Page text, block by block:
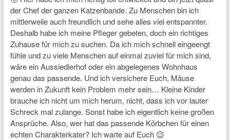
der Chef der ganzen Katzenbande. Zu Menschen bin ich
mittlerweile auch freundlich und sehe alles viel entspannter.
Deshalb habe ich meine Pfleger gebeten, doch ein richtiges
Zuhause für mich zu suchen. Da ich mich schnell eingeengt
fühle und zu viele Menschen auf einmal zuviel für mich sind,
wäre ein Aussiedlerhof oder ein abgelegenes Wohnhaus
genau das passende. Und ich versichere Euch, Mäuse
werden in Zukunft kein Problem mehr sein… Kleine Kinder
brauche ich nicht um mich herum, nicht, dass ich vor lauter
Schreck mal zulange. Sonst habe ich eigentlich keine großen
Ansprüche. Also, wer hat das passende Körbchen für einen
echten Charakterkater? Ich warte auf Euch 😉